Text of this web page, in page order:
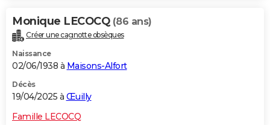
Monique LECOCQ (86 ans)
Créer une cagnotte obsèques
Naissance
02/06/1938 à Maisons-Alfort
Décès
19/04/2025 à Œuilly
Famille LECOCQ